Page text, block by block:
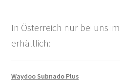
In Österreich nur bei uns
erhältlich:
Waydoo Subnado Plus